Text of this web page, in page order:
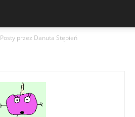
Posty przez Danuta Stępień